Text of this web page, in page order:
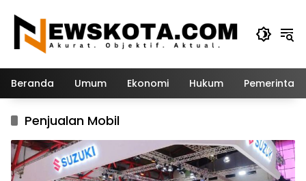
konten
Beranda Umum Ekonomi Hukum
Penjualan Mobil